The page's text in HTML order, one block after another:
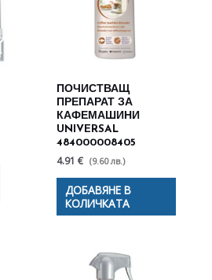
ПОЧИСТВАЩ
ПРЕПАРАТ ЗА
КАФЕМАШИНИ
UNIVERSAL
484000008405
4.91 € (9.60 лв.)
ДОБАВЯНЕ В
КОЛИЧКАТА